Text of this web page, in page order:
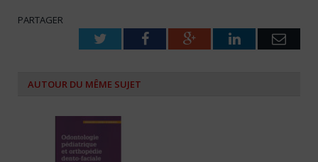
PARTAGER
TwitterFacebookGoogle+LinkedIn
AUTOUR DU MÊME SUJET